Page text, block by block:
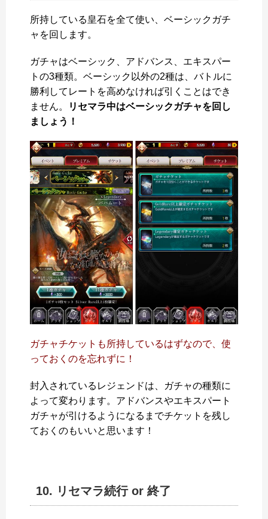
所持している皇石を全て使い、ベーシックガチ
ャを回します。
ガチャはベーシック、アドバンス、エキスパー
トの3種類。ベーシック以外の2種は、バトルに
勝利してレートを高めなければ引くことはでき
ません。
リセマラ中はベーシックガチャを回し
ましょう！
ガチャチケットも所持しているはずなので、使
っておくのを忘れずに！
封入されているレジェンドは、ガチャの種類に
よって変わります。アドバンスやエキスパート
ガチャが引けるようになるまでチケットを残し
ておくのもいいと思います！
10. リセマラ続行 or 終了